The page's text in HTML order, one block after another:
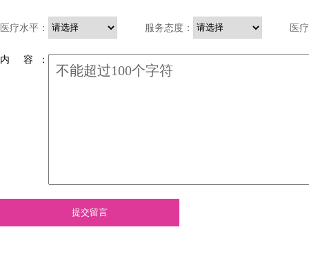
医疗水平： 服务态度： 医
内 容 ：
提交留言